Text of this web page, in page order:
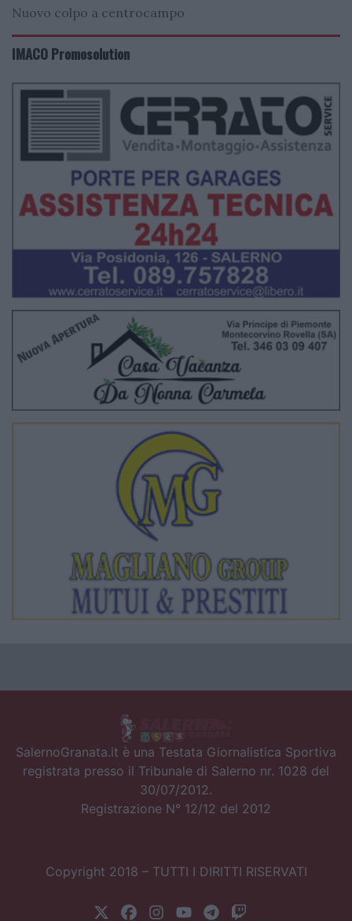
Nuovo colpo a centrocampo
IMACO Promosolution
SalernoGranata.it è una Testata Giornalistica Sportiva
registrata presso il Tribunale di Salerno nr. 1028 del
30/07/2012.
Registrazione N° 12/12 del 2012
Copyright 2018 – TUTTI I DIRITTI RISERVATI